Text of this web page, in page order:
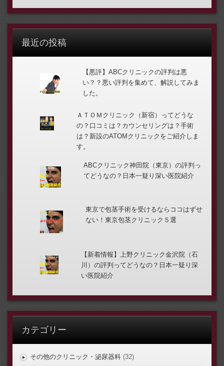
最近の投稿
【悪評】ABCクリニックの評判は悪
い？？悪い評判を集めて、解説してみま
した。
ＡＴＯＭクリニック（新宿）ってどうな
の？口コミは？カウンセリングは？手術
は？新設のATOMクリニックをご紹介しま
す。
ABCクリニック神田院（東京）の評判っ
てどうなの？日本一疑り深い医院紹介
東京で包茎手術を受けるならココはずせ
ない！東京包茎クリニック５選
【新着情報】上野クリニック金沢院（石
川）の評判ってどうなの？日本一疑り深
い医院紹介
カテゴリー
その他のクリニック・泌尿器科(32)